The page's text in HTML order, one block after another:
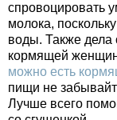
спровоцировать
молока,
воды. Также дела
кормящей
можно есть
пищи не
Лучше всего